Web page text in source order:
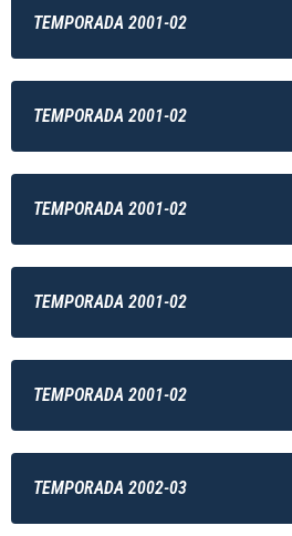
TEMPORADA 2001-02
TEMPORADA 2001-02
TEMPORADA 2001-02
TEMPORADA 2001-02
TEMPORADA 2001-02
TEMPORADA 2002-03